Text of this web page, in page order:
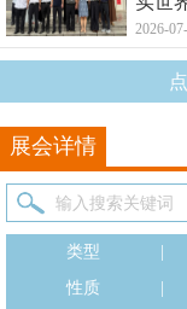
2026-
展会详情
类型
性质